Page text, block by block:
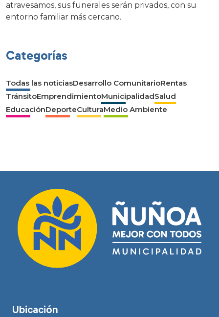
atravesamos, sus funerales serán privados, con su
entorno familiar más cercano.
Categorías
Todas las noticiasDesarrollo ComunitarioRentas
TránsitoEmprendimientoMunicipalidadSalud
EducaciónDeporteCulturaMedio Ambiente
Ubicación